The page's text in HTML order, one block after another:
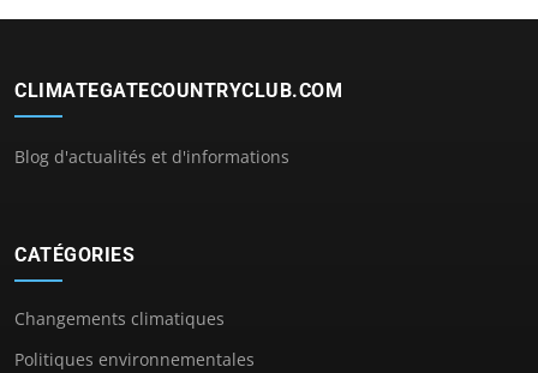
CLIMATEGATECOUNTRYCLUB.COM
Blog d'actualités et d'informations
CATÉGORIES
Changements climatiques
Politiques environnementales